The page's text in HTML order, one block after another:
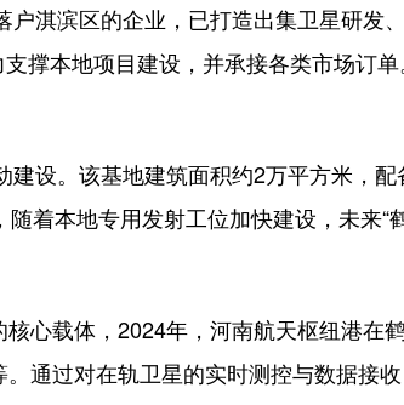
淇滨区的企业，已打造出集卫星研发
撑本地项目建设，并承接各类市场订单
设。该基地建筑面积约2万平方米，配
着本地专用发射工位加快建设，未来“
心载体，2024年，河南航天枢纽港在
通过对在轨卫星的实时测控与数据接